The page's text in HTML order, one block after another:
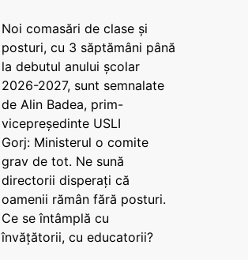
Noi comasări de clase și
posturi, cu 3 săptămâni până
la debutul anului școlar
2026-2027, sunt semnalate
de Alin Badea, prim-
vicepreședinte USLI
Gorj: Ministerul o comite
grav de tot. Ne sună
directorii disperați că
oamenii rămân fără posturi.
Ce se întâmplă cu
învățătorii, cu educatorii?